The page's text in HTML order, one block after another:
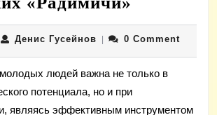
как
важный
в
трудовой
Денис ГусейновДенис0 Comment
людей важна не только в
потенциала, но и при
являясь эффективным инструментом